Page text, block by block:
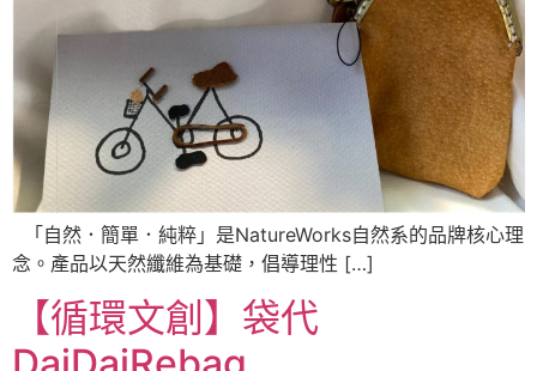
「自然．簡單．純粹」是NatureWorks自然系的品牌核心理
念。產品以天然纖維為基礎，倡導理性 […]
【循環文創】袋代